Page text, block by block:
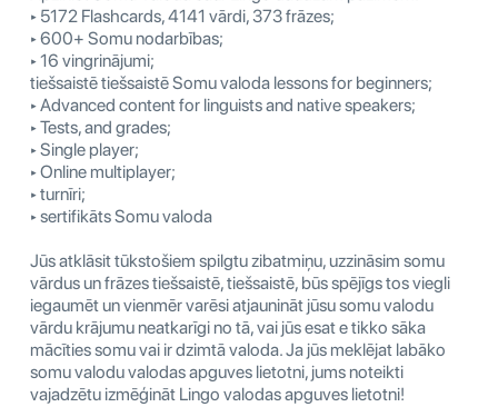
‣ 5172 Flashcards, 4141 vārdi, 373 frāzes;
‣ 600+ Somu nodarbības;
‣ 16 vingrinājumi;
tiešsaistē tiešsaistē Somu valoda lessons for beginners;
‣ Advanced content for linguists and native speakers;
‣ Tests, and grades;
‣ Single player;
‣ Online multiplayer;
‣ turnīri;
‣ sertifikāts Somu valoda
Jūs atklāsit tūkstošiem spilgtu zibatmiņu, uzzināsim somu
vārdus un frāzes tiešsaistē, tiešsaistē, būs spējīgs tos viegli
iegaumēt un vienmēr varēsi atjaunināt jūsu somu valodu
vārdu krājumu neatkarīgi no tā, vai jūs esat e tikko sāka
mācīties somu vai ir dzimtā valoda. Ja jūs meklējat labāko
somu valodu valodas apguves lietotni, jums noteikti
vajadzētu izmēģināt Lingo valodas apguves lietotni!